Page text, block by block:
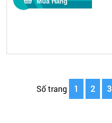
Số trang 1 2 3